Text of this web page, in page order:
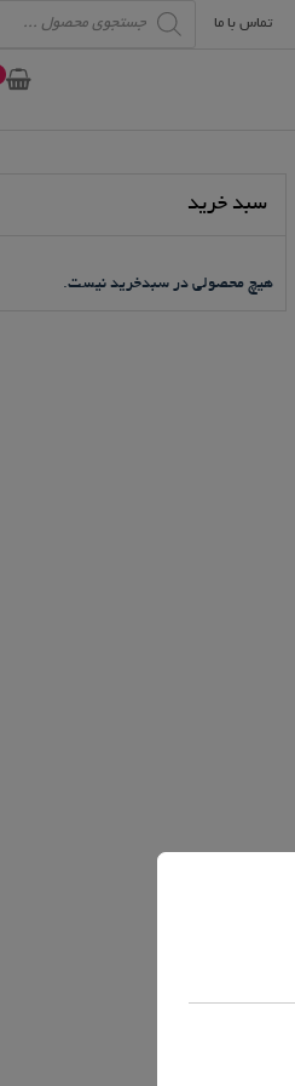
تماس با ما
search
سبد خرید
هیچ محصولی در سبدخرید نیست.